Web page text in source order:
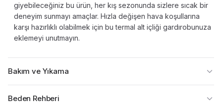
giyebileceğiniz bu ürün, her kış sezonunda sizlere sıcak bir
deneyim sunmayı amaçlar. Hızla değişen hava koşullarına
karşı hazırlıklı olabilmek için bu termal alt içliği gardırobunuza
eklemeyi unutmayın.
Bakım ve Yıkama
Beden Rehberi